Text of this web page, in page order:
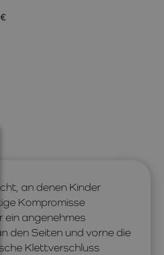
an denen Kinder
Kompromisse
ein angenehmes
den Seiten und vorne die
Klettverschluss